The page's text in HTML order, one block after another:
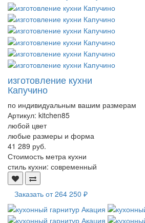
изготовление кухни
Капучино
по индивидуальным вашим размерам
Артикул: kitchen85
любой цвет
любые размеры и форма
41 289 руб.
Стоимость метра кухни
стиль кухни: современный
Заказать от264 250 ₽